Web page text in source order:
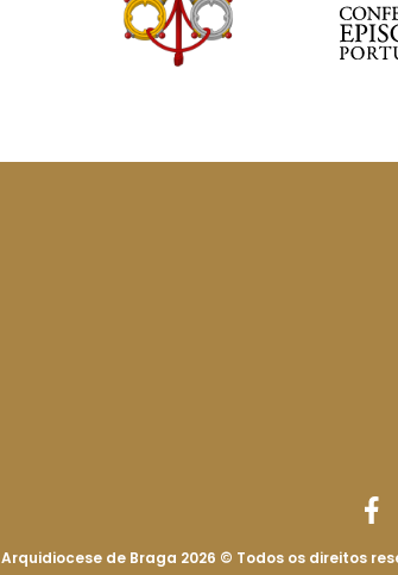
Arquidiocese de Braga 2026 © Todos os direitos